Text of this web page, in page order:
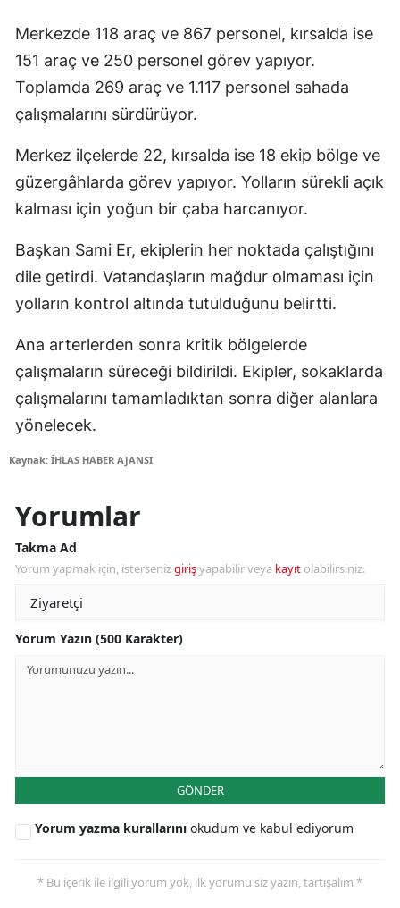
Merkezde 118 araç ve 867 personel, kırsalda ise
151 araç ve 250 personel görev yapıyor.
Toplamda 269 araç ve 1.117 personel sahada
çalışmalarını sürdürüyor.
Merkez ilçelerde 22, kırsalda ise 18 ekip bölge ve
güzergâhlarda görev yapıyor. Yolların sürekli açık
kalması için yoğun bir çaba harcanıyor.
Başkan Sami Er, ekiplerin her noktada çalıştığını
dile getirdi. Vatandaşların mağdur olmaması için
yolların kontrol altında tutulduğunu belirtti.
Ana arterlerden sonra kritik bölgelerde
çalışmaların süreceği bildirildi. Ekipler, sokaklarda
çalışmalarını tamamladıktan sonra diğer alanlara
yönelecek.
Kaynak: İHLAS HABER AJANSI
Yorumlar
Takma Ad
Yorum yapmak için, istersenizgirişyapabilir veya kayıt olabilirsiniz.
Yorum Yazın (500 Karakter)
GÖNDER
Yorum yazma kurallarını okudum ve kabul ediyorum
* Bu içerik ile ilgili yorum yok, ilk yorumu siz yazın, tartışalım *